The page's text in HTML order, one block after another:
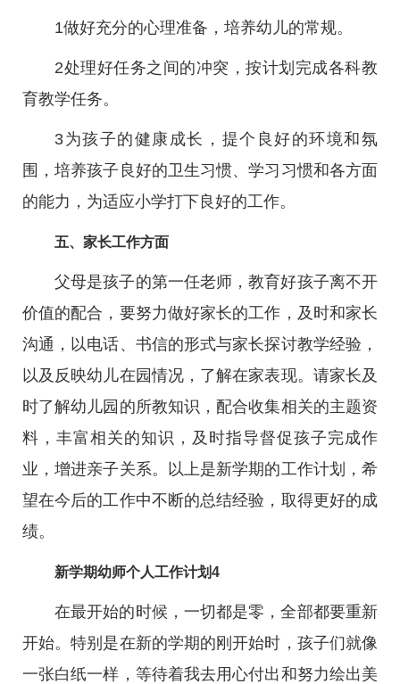
1做好充分的心理准备，培养幼儿的常规。
2处理好任务之间的冲突，按计划完成各科教
育教学任务。
3为孩子的健康成长，提个良好的环境和氛
围，培养孩子良好的卫生习惯、学习习惯和各方面
的能力，为适应小学打下良好的工作。
五、家长工作方面
父母是孩子的第一任老师，教育好孩子离不开
价值的配合，要努力做好家长的工作，及时和家长
沟通，以电话、书信的形式与家长探讨教学经验，
以及反映幼儿在园情况，了解在家表现。请家长及
时了解幼儿园的所教知识，配合收集相关的主题资
料，丰富相关的知识，及时指导督促孩子完成作
业，增进亲子关系。以上是新学期的工作计划，希
望在今后的工作中不断的总结经验，取得更好的成
绩。
新学期幼师个人工作计划4
在最开始的时候，一切都是零，全部都要重新
开始。特别是在新的学期的刚开始时，孩子们就像
一张白纸一样，等待着我去用心付出和努力绘出美